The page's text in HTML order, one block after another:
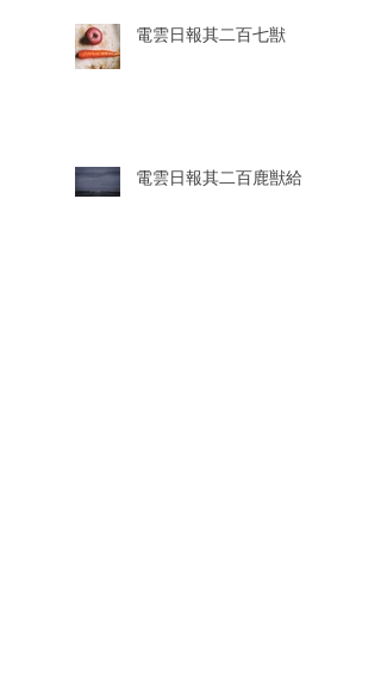
電雲日報其二百七獣
電雲日報其二百鹿獣給